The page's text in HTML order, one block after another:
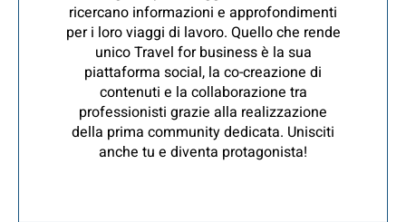
ricercano informazioni e approfondimenti
per i loro viaggi di lavoro. Quello che rende
unico Travel for business è la sua
piattaforma social, la co-creazione di
contenuti e la collaborazione tra
professionisti grazie alla realizzazione
della prima community dedicata. Unisciti
anche tu e diventa protagonista!